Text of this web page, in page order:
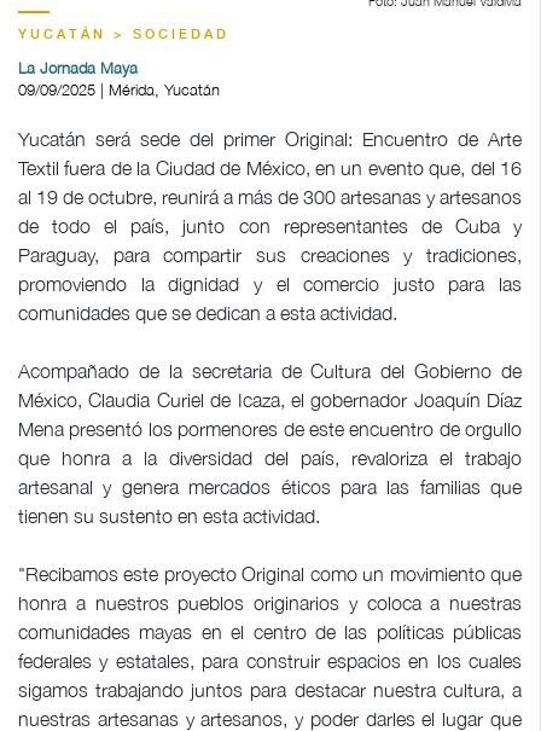
YUCATÁN > SOCIEDAD
La Jornada Maya
09/09/2025 | Mérida, Yucatán
Yucatán será sede del primer Original: Encuentro de Arte
Textil fuera de la Ciudad de México, en un evento que, del 16
al 19 de octubre, reunirá a más de 300 artesanas y artesanos
de todo el país, junto con representantes de Cuba y
Paraguay, para compartir sus creaciones y tradiciones,
promoviendo la dignidad y el comercio justo para las
comunidades que se dedican a esta actividad.
Acompañado de la secretaria de Cultura del Gobierno de
México, Claudia Curiel de Icaza, el gobernador Joaquín Díaz
Mena presentó los pormenores de este encuentro de orgullo
que honra a la diversidad del país, revaloriza el trabajo
artesanal y genera mercados éticos para las familias que
tienen su sustento en esta actividad.
"Recibamos este proyecto Original como un movimiento que
honra a nuestros pueblos originarios y coloca a nuestras
comunidades mayas en el centro de las políticas públicas
federales y estatales, para construir espacios en los cuales
sigamos trabajando juntos para destacar nuestra cultura, a
nuestras artesanas y artesanos, y poder darles el lugar que